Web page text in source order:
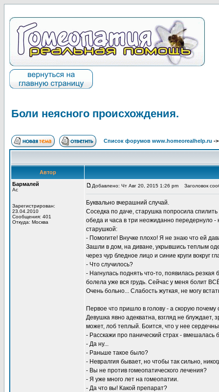
Боли неясного происхождения.
Список форумов www.homeorealhelp.ru -
Автор
Бармалей
Ас
Зарегистрирован:
23.04.2010
Сообщения: 401
Откуда: Москва
Добавлено: Чт Авг 20, 2015 1:26 pm Заголовок
Буквально вчерашний случай.
Соседка по даче, старушка попросила
обеда и часа в три неожиданно передернуло
старушкой:
- Помогите! Внучке плохо! Я не знаю что ей
Зашли в дом, на диване, укрывшись теплым
через чур бледное лицо и синие круги вокруг
- Что случилось?
- Нагнулась поднять что-то, появилась
болела уже вся грудь. Сейчас у меня болит
Очень больно... Слабость жуткая, не могу
Первое что пришло в голову - а скорую
Девушка явно адекватна, взгляд не
может, лоб теплый. Боится, что у нее
- Расскажи про панический страх - вмешалась
- Да ну...
- Раньше такое было?
- Невралгия бывает, но чтобы так сильно,
- Вы не против гомеопатического лечения?
- Я уже много лет на гомеопатии.
- Да что вы! Какой препарат?